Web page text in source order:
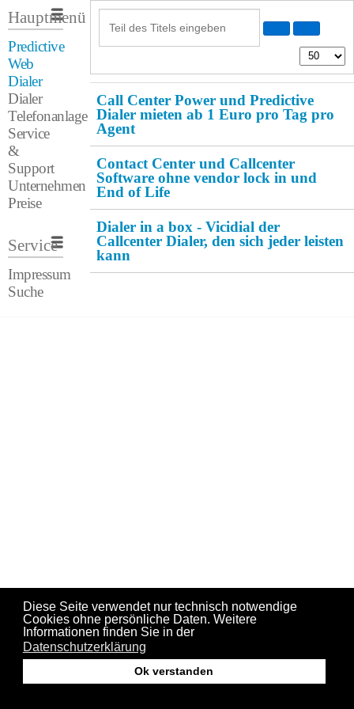
Diese Seite verwendet nur technisch notwendige
Cookies ohne persönliche Daten. Weitere
Informationen finden Sie in der
Datenschutzerklärung
Ok verstanden
Hauptmenü
Predictive
Web
Dialer
Dialer
Telefonanlage
Service
&
Support
Unternehmen
Preise
Service
Impressum
Suche
Call Center Power und Predictive
Dialer mieten ab 1 Euro pro Tag pro
Agent
Contact Center und Callcenter
Software ohne vendor lock in und
End of Life
Dialer in a box - Vicidial der
Callcenter Dialer, den sich jeder leisten
kann